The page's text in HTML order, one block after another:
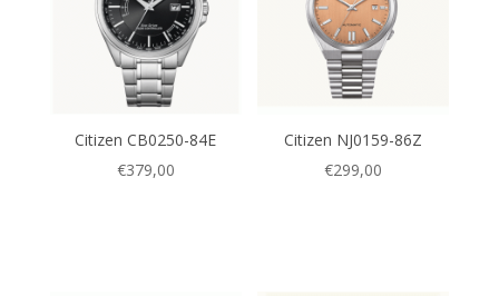
Citizen CB0250-84E
€379,00
Citizen NJ0159-86Z
€299,00